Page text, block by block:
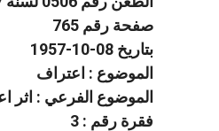
صفحة رقم 765
بتاريخ 08-10-1957
الموضوع : اعتراف
الموضوع الفرعي : اثر
فقرة رقم : 3